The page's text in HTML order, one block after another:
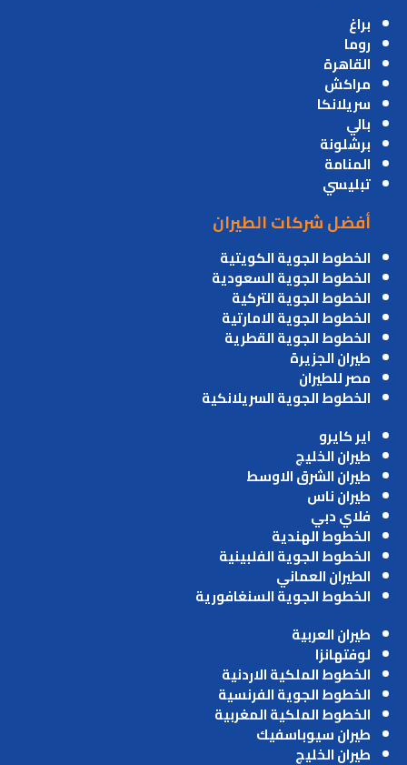
براغ
روما
القاهرة
مراكش
سريلانكا
بالي
برشلونة
المنامة
تبليسي
أفضل شركات الطيران
الخطوط الجوية الكويتية
الخطوط الجوية السعودية
الخطوط الجوية التركية
الخطوط الجوية الامارتية
الخطوط الجوية القطرية
طيران الجزيرة
مصر للطيران
الخطوط الجوية السريلانكية
اير كايرو
طيران الخليج
طيران الشرق الاوسط
طيران ناس
فلاي دبي
الخطوط الهندية
الخطوط الجوية الفلبينية
الطيران العماني
الخطوط الجوية السنغافورية
طيران العربية
لوفتهانزا
الخطوط الملكية الاردنية
الخطوط الجوية الفرنسية
الخطوط الملكية المغربية
طيران سيوباسفيك
طيران الخليج